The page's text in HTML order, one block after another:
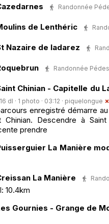
Randonnée
de Lenthéric
Nazaire de ladarez
Randonnée
Chinian - Capitelle du
dl · 1 photo · 03:12 · piquelongue
enregistré démarre
Chinian. Descendre à
prendre
La Manière
La Manière
10.4km
Gournies - Grange de